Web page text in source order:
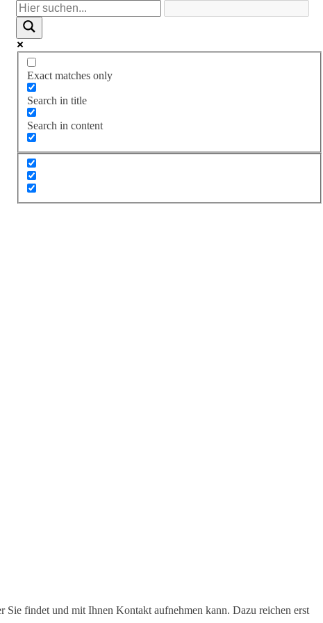
Exact matches only
Search in title
Search in content
findet und mit Ihnen Kontakt aufnehmen kann. Dazu reichen erst